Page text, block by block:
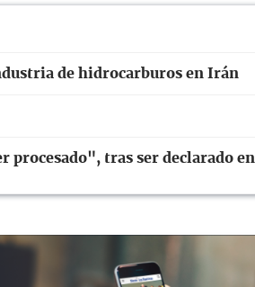
de hidrocarburos en Irán
procesado", tras ser declarado en